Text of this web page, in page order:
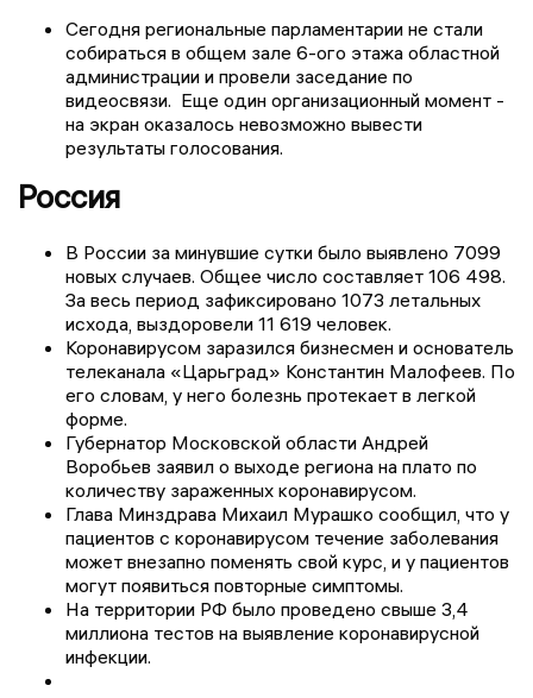
Сегодня региональные парламентарии не стали
собираться в общем зале 6-ого этажа областной
администрации и провели заседание по
видеосвязи. Еще один организационный момент -
на экран оказалось невозможно вывести
результаты голосования.
Россия
В России за минувшие сутки было выявлено 7099
новых случаев. Общее число составляет 106 498.
За весь период зафиксировано 1073 летальных
исхода, выздоровели 11 619 человек.
Коронавирусом заразился бизнесмен и основатель
телеканала «Царьград» Константин Малофеев. По
его словам, у него болезнь протекает в легкой
форме.
Губернатор Московской области Андрей
Воробьев заявил о выходе региона на плато по
количеству зараженных коронавирусом.
Глава Минздрава Михаил Мурашко сообщил, что у
пациентов с коронавирусом течение заболевания
может внезапно поменять свой курс, и у пациентов
могут появиться повторные симптомы.
На территории РФ было проведено свыше 3,4
миллиона тестов на выявление коронавирусной
инфекции.